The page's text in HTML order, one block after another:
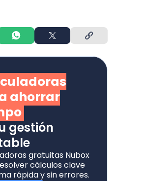
ahorrar
gestión
gratuitas Nubox
cálculos clave
rápida y sin errores.